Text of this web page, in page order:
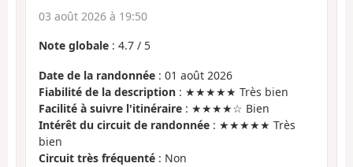
03 août 2026 à 19:50
Note globale : 4.7 / 5
Date de la randonnée : 01 août 2026
Fiabilité de la description : ★★★★★ Très bien
Facilité à suivre l'itinéraire : ★★★★☆ Bien
Intérêt du circuit de randonnée : ★★★★★ Très
bien
Circuit très fréquenté : Non